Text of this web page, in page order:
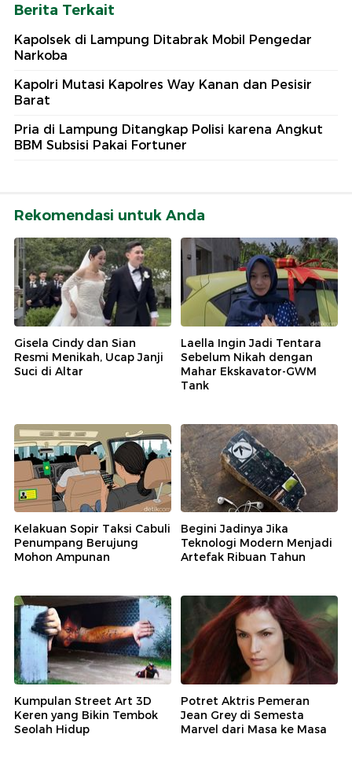
Berita Terkait
Kapolsek di Lampung Ditabrak Mobil Pengedar
Narkoba
Kapolri Mutasi Kapolres Way Kanan dan Pesisir
Barat
Pria di Lampung Ditangkap Polisi karena Angkut
BBM Subsisi Pakai Fortuner
Rekomendasi untuk Anda
Gisela Cindy dan Sian
Resmi Menikah, Ucap Janji
Suci di Altar
Laella Ingin Jadi Tentara
Sebelum Nikah dengan
Mahar Ekskavator-GWM
Tank
Kelakuan Sopir Taksi Cabuli
Penumpang Berujung
Mohon Ampunan
Begini Jadinya Jika
Teknologi Modern Menjadi
Artefak Ribuan Tahun
Kumpulan Street Art 3D
Keren yang Bikin Tembok
Seolah Hidup
Potret Aktris Pemeran
Jean Grey di Semesta
Marvel dari Masa ke Masa